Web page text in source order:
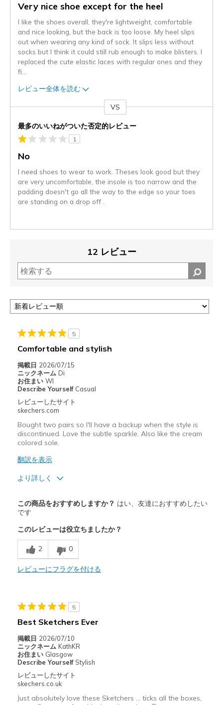
Very nice shoe except for the heel
I like the shoes overall, they're lightweight, comfortable
and nice looking, but the back is too loose. My heel slips
out when wearing any kind of sock. It slips less without
socks but I think it could still rub enough to make blisters. I
replaced the cute elastic laces with regular ones and they
fi
レビュー全体を読む
VS
最多のいいねがついた否定的レビュー
1
No
I need shoes to wear to work. Theses look good but they
are very uncomfortable, the insole is too narrow and the
padding doesn't go all the way to the edge so your toes
are standing on a drop off .
12 レビュー
5
Comfortable and stylish
掲載日 2026/07/15
ニックネーム Di
お住まい WI
Describe Yourself Casual
レビューしたサイト
skechers.com
Bought two pairs so I'll have a backup when the style is
discontinued. Love the subtle sparkle. Also like the cream
colored sole.
翻訳を表示
より詳しく
Attractive Design
Comfortable
以下に最適
Casual Wear
Width
Sizing
Feels true to size
この商品をおすすめしますか？ はい、友達におすすめしたい
です
このレビューは役立ちましたか？
2 0
レビューにフラグを付ける
5
Best Sketchers Ever
掲載日 2026/07/10
ニックネーム KathKR
お住まい Glasgow
Describe Yourself Stylish
レビューしたサイト
skechers.co.uk
Just absolutely love these Sketchers … ticks all the boxes,